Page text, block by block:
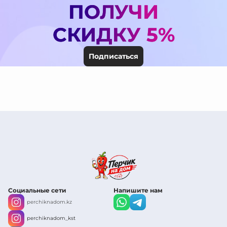
ПОЛУЧИ
СКИДКУ 5%
Подписаться
Социальные сети
perchiknadom.kz
perchiknadom_kst
Напишите нам